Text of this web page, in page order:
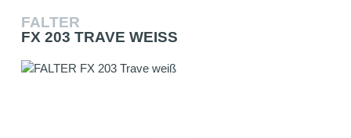
FALTER
FX 203 TRAVE WEISS